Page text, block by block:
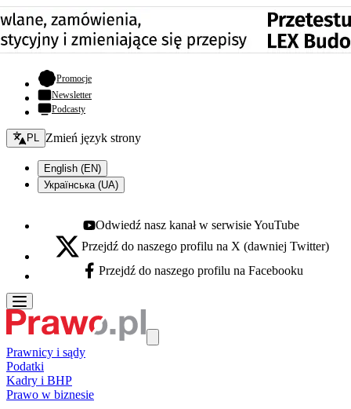
Promocje- otwiera się w nowej karcie
Newsletter
Podcasty
Zmień język - bieżący:
PL Zmień język strony
English (EN)
Українська (UA)
Youtube - otwiera się w nowej karcie
Odwiedź nasz kanał w serwisie YouTube
X - otwiera się w nowej karcie
Przejdź do naszego profilu na X (dawniej Twitter)
Facebook - otwiera się w nowej karcie
Przejdź do naszego profilu na Facebooku
Prawnicy i sądy
Podatki
Kadry i BHP
Prawo w biznesie